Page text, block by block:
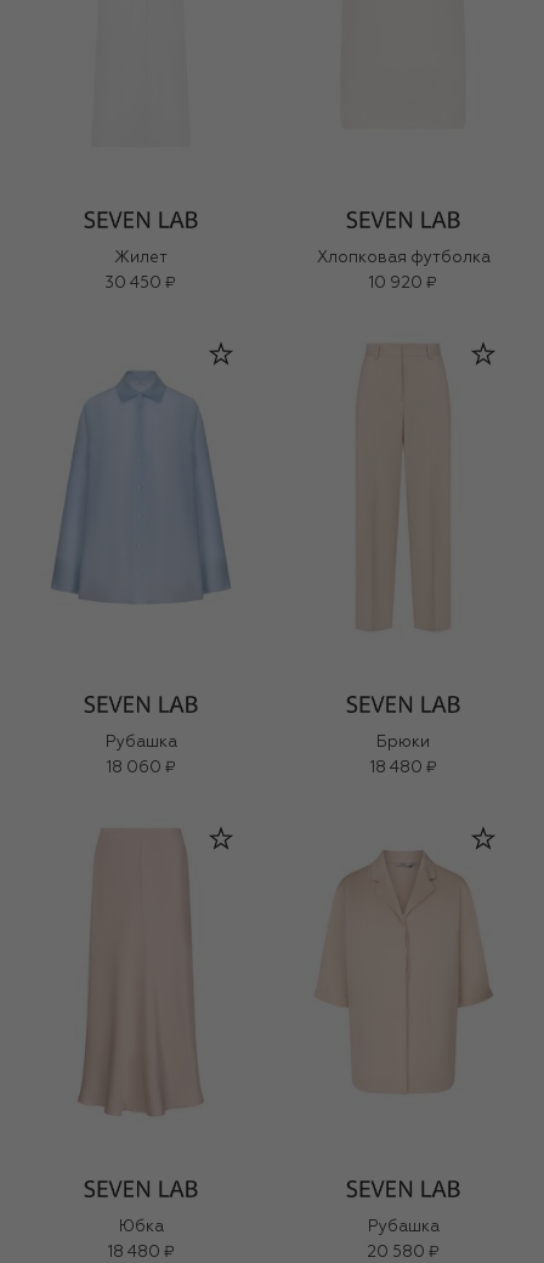
Жилет
30 450 ₽
Хлопковая футболка
10 920 ₽
Рубашка
18 060 ₽
Брюки
18 480 ₽
Юбка
18 480 ₽
Рубашка
20 580 ₽